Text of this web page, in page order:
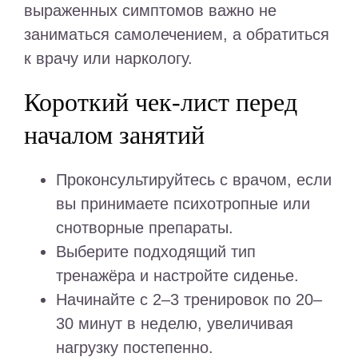
выраженных симптомов важно не
заниматься самолечением, а обратиться
к врачу или наркологу.
Короткий чек-лист перед
началом занятий
Проконсультируйтесь с врачом, если
вы принимаете психотропные или
снотворные препараты.
Выберите подходящий тип
тренажёра и настройте сиденье.
Начинайте с 2–3 тренировок по 20–
30 минут в неделю, увеличивая
нагрузку постепенно.